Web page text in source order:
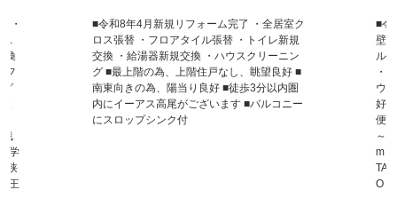
■令和8年4月新規リフォーム完了 ・全居室ク
ロス張替 ・フロアタイル張替 ・トイレ新規
交換 ・給湯器新規交換 ・ハウスクリーニン
グ ■最上階の為、上階住戸なし、眺望良好 ■
南東向きの為、陽当り良好 ■徒歩3分以内圏
内にイーアス高尾がございます ■バルコニー
にスロップシンク付
■令和8年7月新規リ
壁・天井クロス張替
ルトインコンロ新規
・給湯器新規交換 ・
ウスクリーニング ■
好 ■ペット飼育可(規
便利な住環境 ～ラ
～ ・八王子市立東
m ・八王子市立陵南
TAIRAYA・・・約